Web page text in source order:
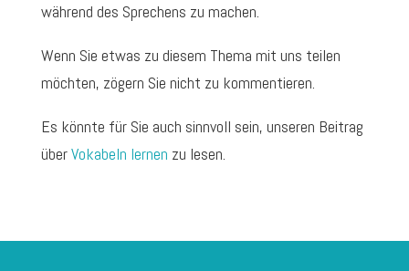
während des Sprechens zu machen.
Wenn Sie etwas zu diesem Thema mit uns teilen
möchten, zögern Sie nicht zu kommentieren.
Es könnte für Sie auch sinnvoll sein, unseren Beitrag
überVokabeln lernen zu lesen.